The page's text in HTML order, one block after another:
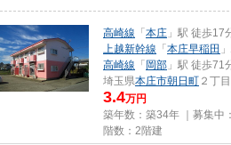
高崎線 「 本庄 」駅 徒歩17
上越新幹線 「 本庄早稲田
高崎線 「 岡部 」駅 徒歩71
埼玉県本庄市朝日町 ２丁
3.4万円
築年数：築34年 ｜募集中：
階数：2階建